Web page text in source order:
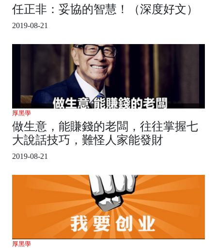
任正非：妥協的智慧！（深度好文）
2019-08-21
厚黑學
做生意，能賺錢的老闆，往往掌握七
大說話技巧，難怪人家能發財
2019-08-21
厚黑學